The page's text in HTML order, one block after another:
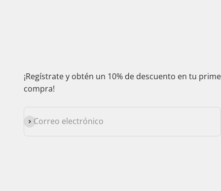
¡Regístrate y obtén un 10% de descuento en tu
compra!
Correo electrónico
Suscribirse